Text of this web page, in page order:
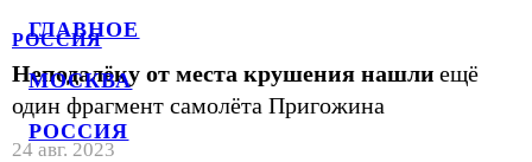
ГЛАВНОЕ
МОСКВА
РОССИЯ
РОССИЯ
Неподалёку от места крушения нашли ещё
один фрагмент самолёта Пригожина
24 авг. 2023